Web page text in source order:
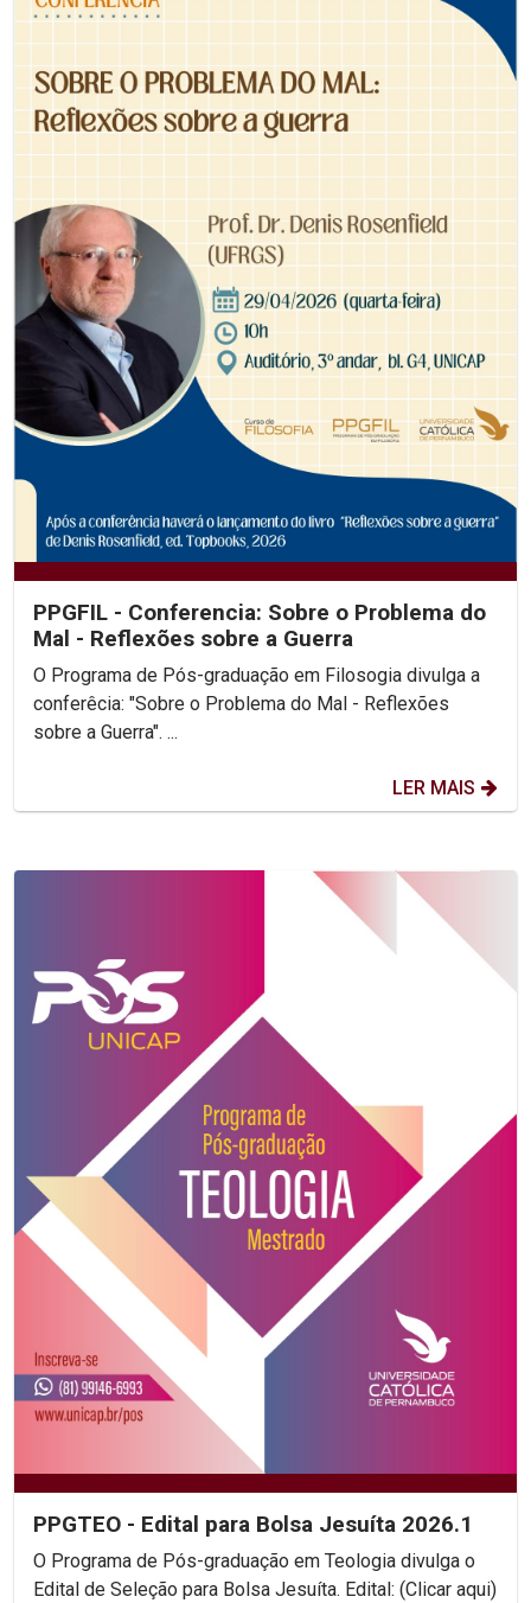
PPGFIL - Conferencia: Sobre o Problema do
Mal - Reflexões sobre a Guerra
O Programa de Pós-graduação em Filosogia divulga a
conferêcia: "Sobre o Problema do Mal - Reflexões
sobre a Guerra". ...
LER MAIS
PPGTEO - Edital para Bolsa Jesuíta 2026.1
O Programa de Pós-graduação em Teologia divulga o
Edital de Seleção para Bolsa Jesuíta. Edital: (Clicar aqui)